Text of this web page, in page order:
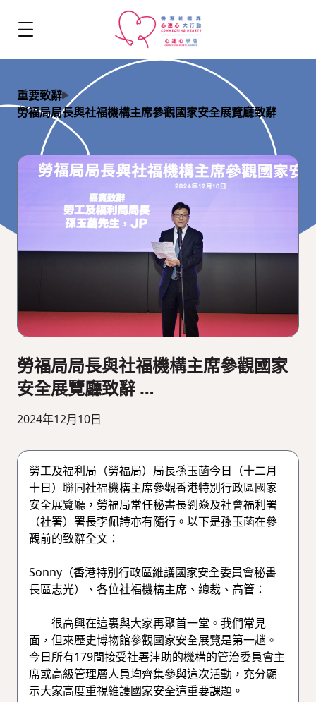
重要致辭
勞福局局長與社福機構主席參觀國家安全展覽廳致辭
勞福局局長與社福機構主席參觀國家
安全展覽廳致辭
（附圖／短片）
2024年12月10日
勞工及福利局（勞福局）局長孫玉菡今日（十二月
十日）聯同社福機構主席參觀香港特別行政區國家
安全展覽廳，勞福局常任秘書長劉焱及社會福利署
（社署）署長李佩詩亦有隨行。以下是孫玉菡在參
觀前的致辭全文：
Sonny（香港特別行政區維護國家安全委員會秘書
長區志光）、各位社福機構主席、總裁、高管：
很高興在這裏與大家再聚首一堂。我們常見
面，但來歷史博物館參觀國家安全展覽是第一趟。
今日所有179間接受社署津助的機構的管治委員會主
席或高級管理層人員均齊集參與這次活動，充分顯
示大家高度重視維護國家安全這重要課題。